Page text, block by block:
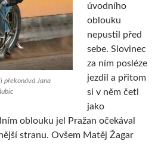
překonává Jana
úvodního
oblouku
nepustil před
sebe. Slovinec
za ním posléze
jezdil a přitom
si v něm četl
jako
oblouku jel Pražan očekával
stranu. Ovšem Matěj Žagar